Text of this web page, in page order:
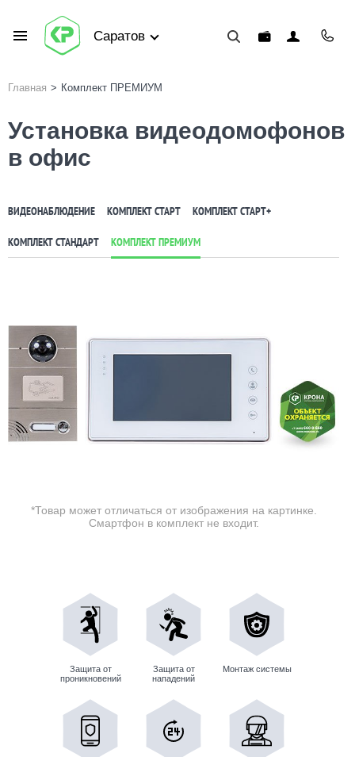
Саратов
Главная > Комплект ПРЕМИУМ
Установка видеодомофонов
в офис
ВИДЕОНАБЛЮДЕНИЕ КОМПЛЕКТ СТАРТ КОМПЛЕКТ СТАРТ+
КОМПЛЕКТ СТАНДАРТ КОМПЛЕКТ ПРЕМИУМ
*Товар может отличаться от изображения на картинке.
Смартфон в комплект не входит.
Защита от
проникновений
Защита от
нападений
Монтаж системы